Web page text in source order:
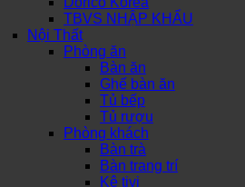
TBVS NHẬP KHẨU
Nội Thất
Phòng ăn
Bàn ăn
Ghế bàn ăn
Tủ bếp
Tủ rượu
Phòng khách
Bàn trà
Bàn trang trí
Kệ tivi